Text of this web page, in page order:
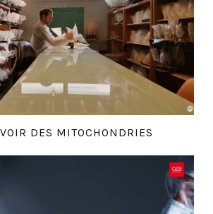
DES MITOCHONDRIES